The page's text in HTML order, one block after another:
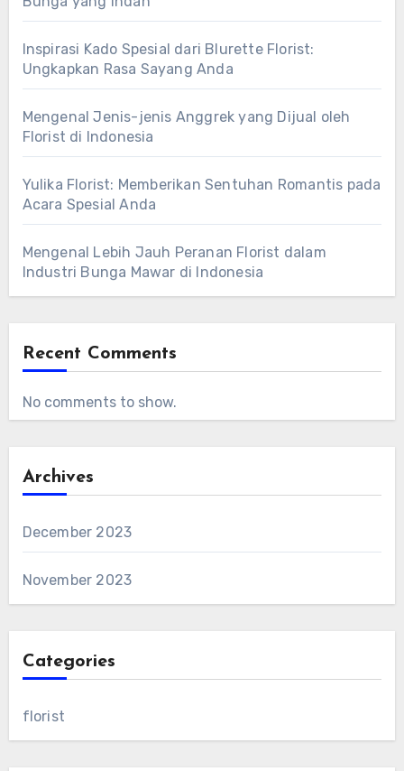
Inspirasi Kado Spesial dari Blurette Florist:
Ungkapkan Rasa Sayang Anda
Mengenal Jenis-jenis Anggrek yang Dijual oleh
Florist di Indonesia
Yulika Florist: Memberikan Sentuhan Romantis pada
Acara Spesial Anda
Mengenal Lebih Jauh Peranan Florist dalam
Industri Bunga Mawar di Indonesia
Recent Comments
No comments to show.
Archives
December 2023
November 2023
Categories
florist